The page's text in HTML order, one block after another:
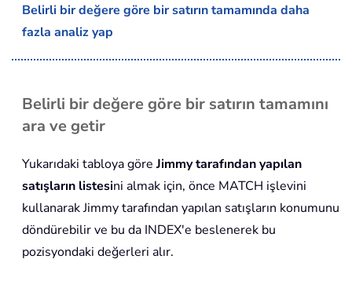
Belirli bir değere göre bir satırın tamamında daha
fazla analiz yap
Belirli bir değere göre bir satırın tamamını
ara ve getir
Yukarıdaki tabloya göre Jimmy tarafından yapılan
satışların listesini almak için, önce MATCH işlevini
kullanarak Jimmy tarafından yapılan satışların konumunu
döndürebilir ve bu da INDEX'e beslenerek bu
pozisyondaki değerleri alır.